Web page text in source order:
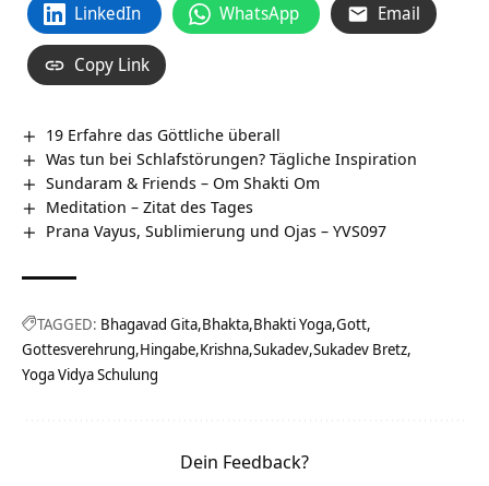
LinkedIn WhatsApp Email
Copy Link
19 Erfahre das Göttliche überall
Was tun bei Schlafstörungen? Tägliche Inspiration
Sundaram & Friends – Om Shakti Om
Meditation – Zitat des Tages
Prana Vayus, Sublimierung und Ojas – YVS097
TAGGED: Bhagavad Gita Bhakta Bhakti Yoga Gott
Gottesverehrung Hingabe Krishna Sukadev Sukadev Bretz
Yoga Vidya Schulung
Dein Feedback?